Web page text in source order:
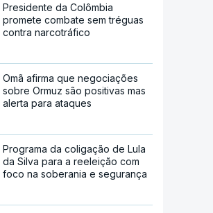
Presidente da Colômbia
promete combate sem tréguas
contra narcotráfico
Omã afirma que negociações
sobre Ormuz são positivas mas
alerta para ataques
Programa da coligação de Lula
da Silva para a reeleição com
foco na soberania e segurança